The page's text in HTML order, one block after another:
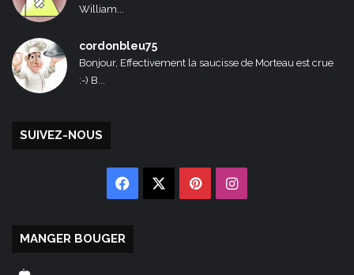
William...
cordonbleu75
Bonjour, Effectivement la saucisse de Morteau est crue
:-) B...
SUIVEZ-NOUS
Facebook PinterestInstagram
MANGER BOUGER